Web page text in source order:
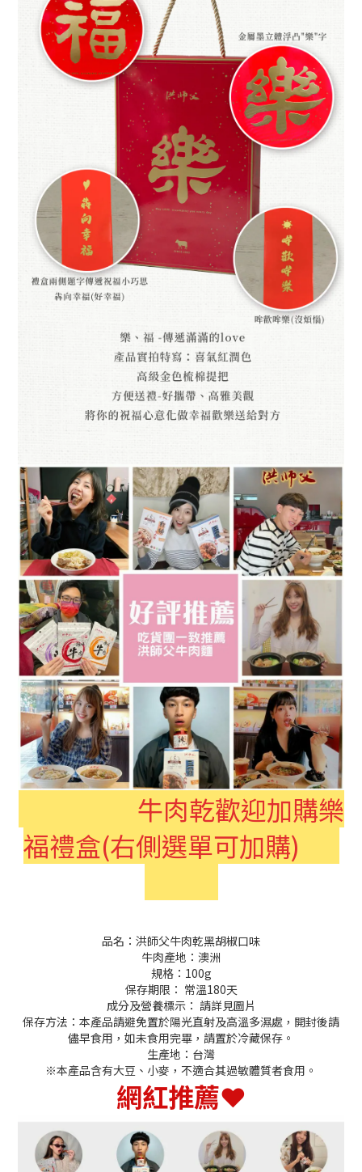
牛肉乾歡迎加購樂
福禮盒(右側選單可加購)
品名：洪師父牛肉乾黑胡椒口味
牛肉產地：澳洲
規格：100g
保存期限： 常溫180天
成分及營養標示： 請詳見圖片
保存方法：本產品請避免置於陽光直射及高溫多濕處，開封後請
儘早食用，如未食用完畢，請置於冷藏保存。
生產地：台灣
※本產品含有大豆、小麥，不適合其過敏體質者食用。
網紅推薦❤